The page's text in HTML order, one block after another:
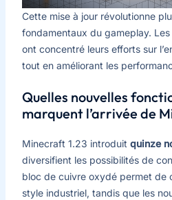
Cette mise à jour révolutionne
fondamentaux du gameplay.
ont concentré leurs efforts sur
tout en améliorant les
Quelles nouvelles
marquent l’arrivée de
Minecraft 1.23 introduit quinze
diversifient les possibilités de
bloc de cuivre oxydé permet de
style industriel, tandis que les